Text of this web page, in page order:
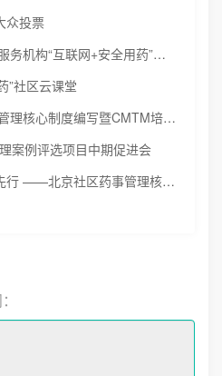
众投票
2021北京市社区卫生服务机构“互联网+安全用药”处方点评数据分析和相关知识与技能培训班
”社区云课堂
2021北京市社区药事管理核心制度编写暨CMTM培训班工作启动会
案例评选项目中期促进会
社区合理用药，制度先行 ——北京社区药事管理核心制度（朝阳区）工作调研